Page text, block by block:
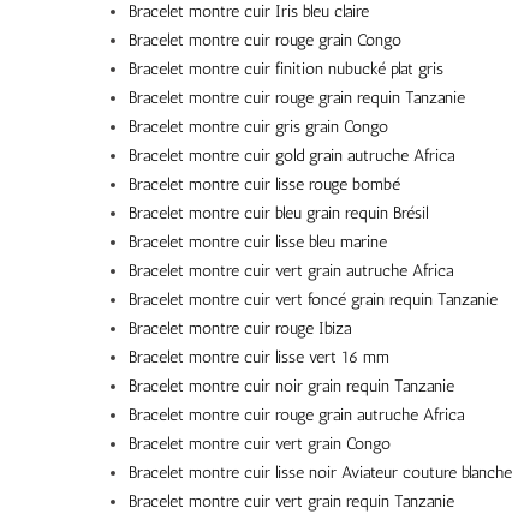
Bracelet montre cuir Iris bleu claire
Bracelet montre cuir rouge grain Congo
Bracelet montre cuir finition nubucké plat gris
Bracelet montre cuir rouge grain requin Tanzanie
Bracelet montre cuir gris grain Congo
Bracelet montre cuir gold grain autruche Africa
Bracelet montre cuir lisse rouge bombé
Bracelet montre cuir bleu grain requin Brésil
Bracelet montre cuir lisse bleu marine
Bracelet montre cuir vert grain autruche Africa
Bracelet montre cuir vert foncé grain requin Tanzanie
Bracelet montre cuir rouge Ibiza
Bracelet montre cuir lisse vert 16 mm
Bracelet montre cuir noir grain requin Tanzanie
Bracelet montre cuir rouge grain autruche Africa
Bracelet montre cuir vert grain Congo
Bracelet montre cuir lisse noir Aviateur couture blanche
Bracelet montre cuir vert grain requin Tanzanie